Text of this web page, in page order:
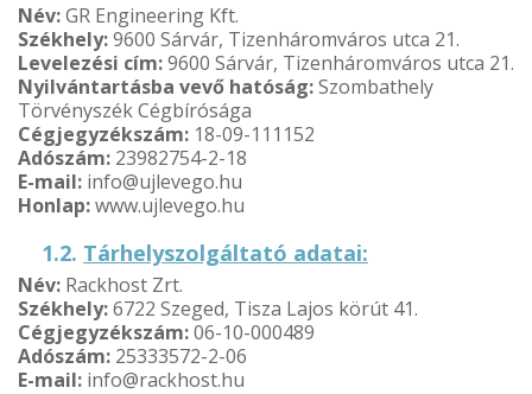
Név:GR Engineering Kft.
Székhely:9600 Sárvár, Tizenháromváros utca 21.
Levelezési cím:9600 Sárvár, Tizenháromváros utca 21.
Nyilvántartásba vevő hatóság:Szombathely
Törvényszék Cégbírósága
Cégjegyzékszám: 18-09-111152
Adószám: 23982754-2-18
E-mail: info@ujlevego.hu
Honlap:www.ujlevego.hu
1.2. Tárhelyszolgáltató adatai:
Név: Rackhost Zrt.
Székhely:6722 Szeged, Tisza Lajos körút 41.
Cégjegyzékszám:06-10-000489
Adószám: 25333572-2-06
E-mail: info@rackhost.hu